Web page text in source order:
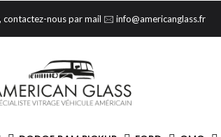
contactez-nous par mail 🖂 info@americanglass.fr